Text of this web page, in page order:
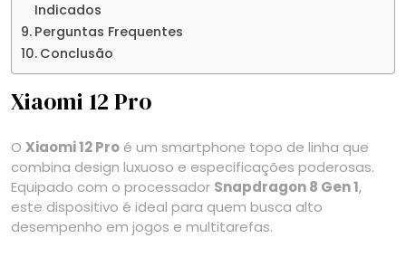
Indicados
Perguntas Frequentes
Conclusão
Xiaomi 12 Pro
O Xiaomi 12 Pro é um smartphone topo de linha que
combina design luxuoso e especificações poderosas.
Equipado com o processador Snapdragon 8 Gen 1,
este dispositivo é ideal para quem busca alto
desempenho em jogos e multitarefas.